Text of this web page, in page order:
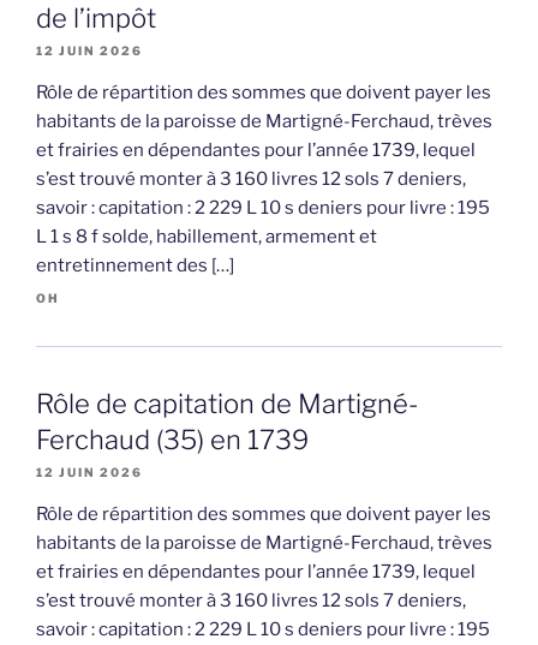
de l’impôt
12 JUIN 2026
Rôle de répartition des sommes que doivent payer les
habitants de la paroisse de Martigné-Ferchaud, trèves
et frairies en dépendantes pour l’année 1739, lequel
s’est trouvé monter à 3 160 livres 12 sols 7 deniers,
savoir : capitation : 2 229 L 10 s deniers pour livre : 195
L 1 s 8 f solde, habillement, armement et
entretinnement des […]
OH
Rôle de capitation de Martigné-
Ferchaud (35) en 1739
12 JUIN 2026
Rôle de répartition des sommes que doivent payer les
habitants de la paroisse de Martigné-Ferchaud, trèves
et frairies en dépendantes pour l’année 1739, lequel
s’est trouvé monter à 3 160 livres 12 sols 7 deniers,
savoir : capitation : 2 229 L 10 s deniers pour livre : 195